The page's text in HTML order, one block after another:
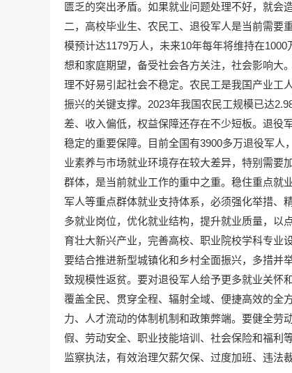
匮乏的突出矛盾。如果就业问题处理不好，就会
二，高校毕业生、农民工、退役军人是当前需要
模预计达1179万人，未来10年每年将维持在
想和家庭期望，备受社会各方关注，社会影响大
理不好易引起社会不稳定。农民工是我国产业工
振兴的关键支撑。2023年我国农民工规模已达
差、收入偏低，权益保障还存在不少短板。退役
稳定的重要保障。目前全国有3900多万退役军
业素养与市场就业环境存在较大差异，特别需要
群体，是当前就业工作的重中之重。稳住重点就
军人等重点群体就业支持体系，必须强化举措、
多就业岗位，优化就业结构，提升就业质量，以
育壮大新兴产业，完善高校、职业院校学科专业
要结合推进新型城镇化和乡村全面振兴，多措并
致规模性返贫。要对退役军人给予更多就业关怀
覆盖全民、贯穿全程、辐射全域、便捷高效的全
力、人才流动的体制机制和政策弊端。要健全劳
假、劳动安全、职业技能培训、社会保险和福利
监察执法，有效治理欠薪欠保、过度加班、违法